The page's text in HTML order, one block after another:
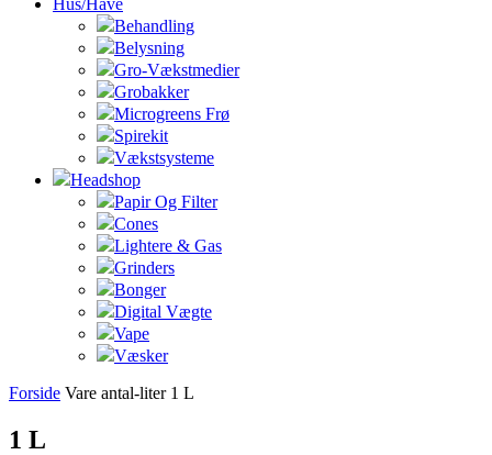
Hus/Have
Behandling
Belysning
Gro-Vækstmedier
Grobakker
Microgreens Frø
Spirekit
Vækstsysteme
Headshop
Papir Og Filter
Cones
Lightere & Gas
Grinders
Bonger
Digital Vægte
Vape
Væsker
Forside Vare antal-liter 1 L
1 L